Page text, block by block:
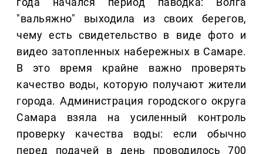
"вальяжно" выходила из своих берегов,
чему есть свидетельство в виде фото и
видео затопленных набережных в Самаре.
В это время крайне важно проверять
качество воды, которую получают жители
города. Администрация городского округа
Самара взяла на усиленный контроль
проверку качества воды: если обычно
перед подачей в день проводилось 700